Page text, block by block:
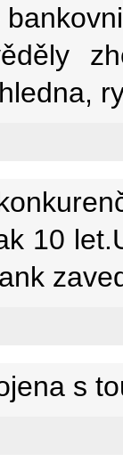
10
s